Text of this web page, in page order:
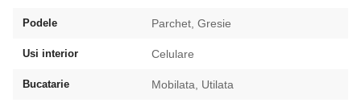
Podele Parchet, Gresie
Usi interior Celulare
Bucatarie Mobilata, Utilata